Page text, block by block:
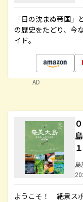
「日の沈まぬ帝国
の歴史をたどり、今
イド。
AD
島
ようこそ！ 絶景ス